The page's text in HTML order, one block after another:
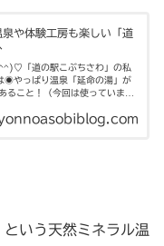
泉や体験工房も楽しい「道
「道の駅こぶちさわ」の私
◉やっぱり温泉「延命の湯」が
こと！（今回は使っていませ
ぼ玉、陶芸...
いう天然ミネラル温